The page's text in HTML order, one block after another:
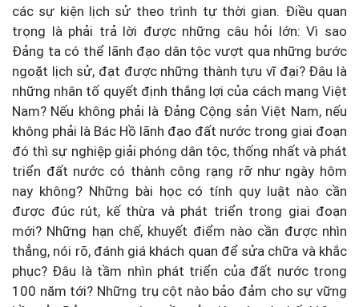
các sự kiện lịch sử theo trình tự thời gian. Điều quan
trọng là phải trả lời được những câu hỏi lớn: Vì sao
Đảng ta có thể lãnh đạo dân tộc vượt qua những bước
ngoặt lịch sử, đạt được những thành tựu vĩ đại? Đâu là
những nhân tố quyết định thắng lợi của cách mạng Việt
Nam? Nếu không phải là Đảng Cộng sản Việt Nam, nếu
không phải là Bác Hồ lãnh đạo đất nước trong giai đoạn
đó thì sự nghiệp giải phóng dân tộc, thống nhất và phát
triển đất nước có thành công rạng rỡ như ngày hôm
nay không? Những bài học có tính quy luật nào cần
được đúc rút, kế thừa và phát triển trong giai đoạn
mới? Những hạn chế, khuyết điểm nào cần được nhìn
thẳng, nói rõ, đánh giá khách quan để sửa chữa và khắc
phục? Đâu là tầm nhìn phát triển của đất nước trong
100 năm tới? Những trụ cột nào bảo đảm cho sự vững